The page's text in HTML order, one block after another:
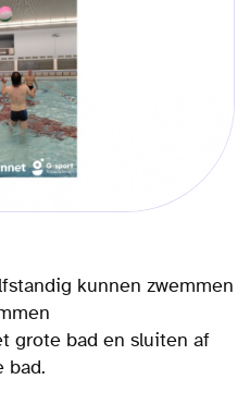
kunnen zwemmen
grote bad en sluiten af
bad.